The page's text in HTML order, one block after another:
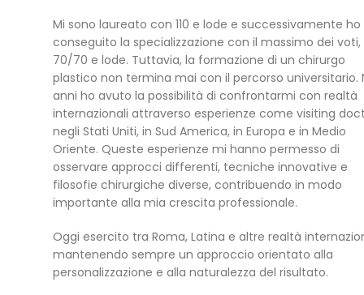
Mi sono laureato con 110 e lode e successivamente ho
conseguito la specializzazione con il massimo dei voti,
70/70 e lode. Tuttavia, la formazione di un chirurgo
plastico non termina mai con il percorso universitario.
anni ho avuto la possibilità di confrontarmi con realtà
internazionali attraverso esperienze come visiting
negli Stati Uniti, in Sud America, in Europa e in Medio
Oriente. Queste esperienze mi hanno permesso di
osservare approcci differenti, tecniche innovative e
filosofie chirurgiche diverse, contribuendo in modo
importante alla mia crescita professionale.
Oggi esercito tra Roma, Latina e altre realtà
mantenendo sempre un approccio orientato alla
personalizzazione e alla naturalezza del risultato.